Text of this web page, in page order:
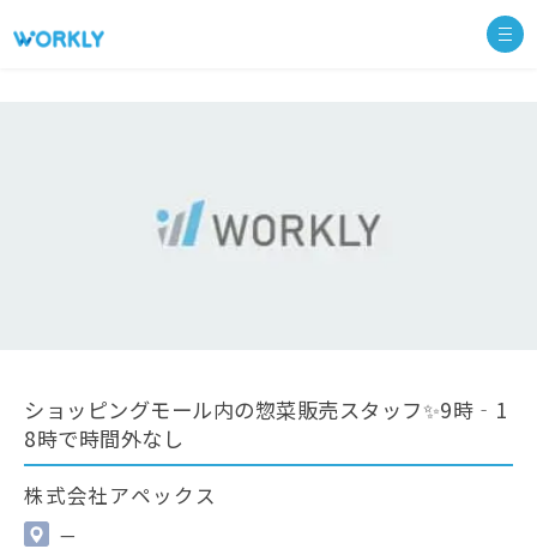
ショッピングモール内の惣菜販売スタッフ✨9時‐1
8時で時間外なし
株式会社アペックス
—